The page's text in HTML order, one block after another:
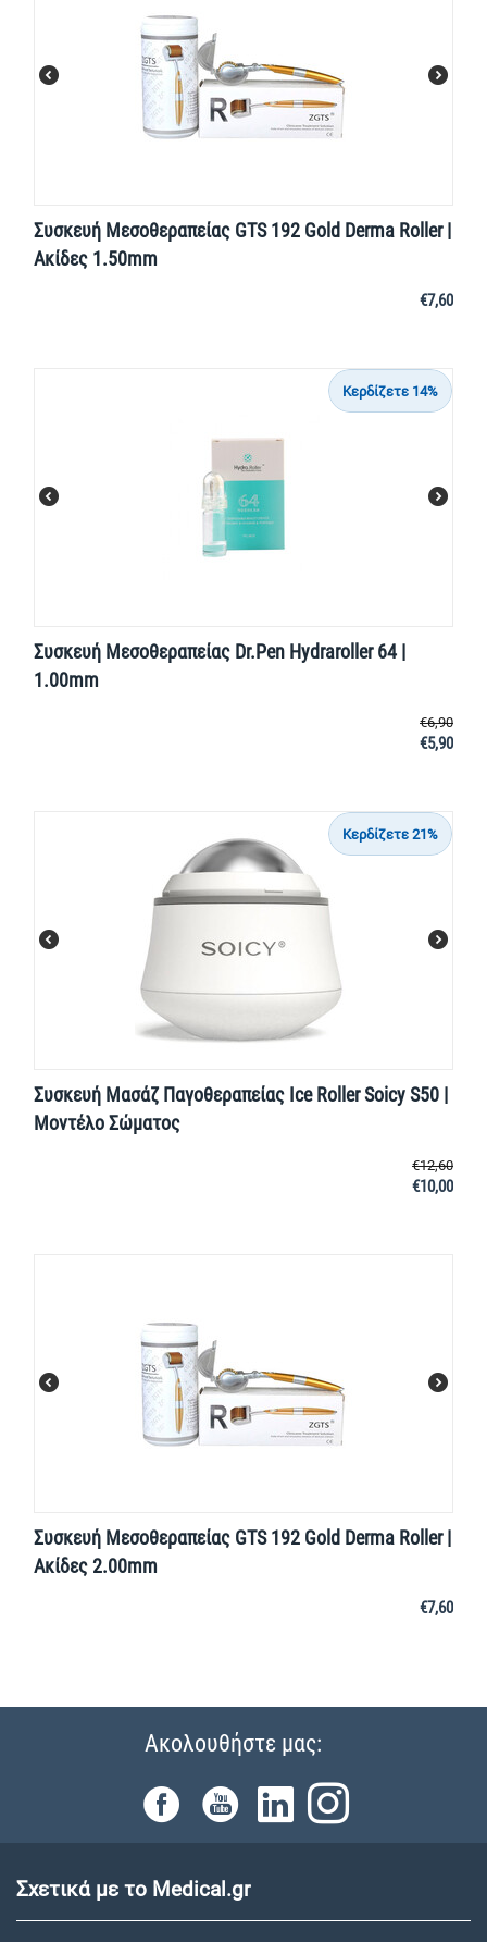
Συσκευή Μεσοθεραπείας GTS 192 Gold Derma Roller |
Ακίδες 1.50mm
€7,60
Κερδίζετε 14%
Συσκευή Μεσοθεραπείας Dr.Pen Hydraroller 64 |
1.00mm
€6,90
€5,90
Κερδίζετε 21%
Συσκευή Μασάζ Παγοθεραπείας Ice Roller Soicy S50 |
Μοντέλο Σώματος
€12,60
€10,00
Συσκευή Μεσοθεραπείας GTS 192 Gold Derma Roller |
Ακίδες 2.00mm
€7,60
Ακολουθήστε μας:
Σχετικά με το Medical.gr